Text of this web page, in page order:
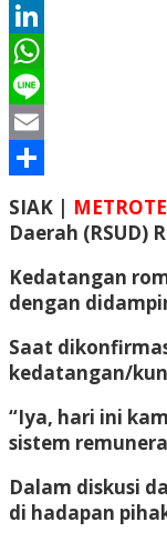
Twitter
LinkedIn
WhatsApp
Line
Email
Share
SIAK |
Daerah (RSUD)
Kedatangan
dengan
Saat
kedatangan/
“Iya, hari ini
sistem
Dalam diskusi
di hadapan